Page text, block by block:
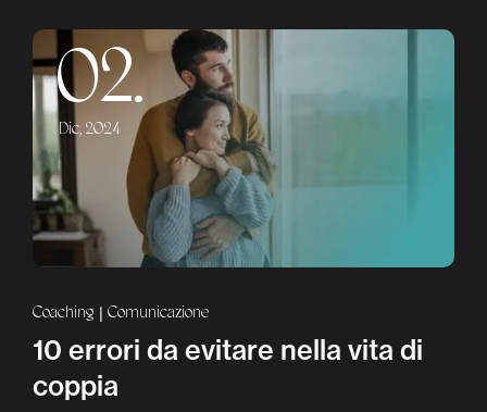
02.
Dic, 2024
Coaching Comunicazione
10 errori da evitare nella vita di
coppia